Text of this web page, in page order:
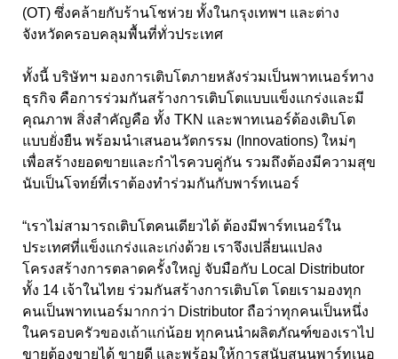
(OT) ซึ่งคล้ายกับร้านโชห่วย ทั้งในกรุงเทพฯ และต่าง
จังหวัดครอบคลุมพื้นที่ทั่วประเทศ
ทั้งนี้ บริษัทฯ มองการเติบโตภายหลังร่วมเป็นพาทเนอร์ทาง
ธุรกิจ คือการร่วมกันสร้างการเติบโตแบบแข็งแกร่งและมี
คุณภาพ สิ่งสำคัญคือ ทั้ง TKN และพาทเนอร์ต้องเติบโต
แบบยั่งยืน พร้อมนำเสนอนวัตกรรม (Innovations) ใหม่ๆ
เพื่อสร้างยอดขายและกำไรควบคู่กัน รวมถึงต้องมีความสุข
นับเป็นโจทย์ที่เราต้องทำร่วมกันกับพาร์ทเนอร์
“เราไม่สามารถเติบโตคนเดียวได้ ต้องมีพาร์ทเนอร์ใน
ประเทศที่แข็งแกร่งและเก่งด้วย เราจึงเปลี่ยนแปลง
โครงสร้างการตลาดครั้งใหญ่ จับมือกับ Local Distributor
ทั้ง 14 เจ้าในไทย ร่วมกันสร้างการเติบโต โดยเรามองทุก
คนเป็นพาทเนอร์มากกว่า Distributor ถือว่าทุกคนเป็นหนึ่ง
ในครอบครัวของเถ้าแก่น้อย ทุกคนนำผลิตภัณฑ์ของเราไป
ขายต้องขายได้ ขายดี และพร้อมให้การสนับสนุนพาร์ทเนอ